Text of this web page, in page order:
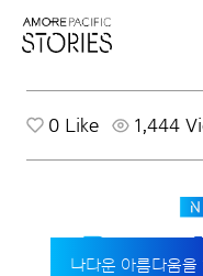
0 Like 1,444
나다운 아름다움을